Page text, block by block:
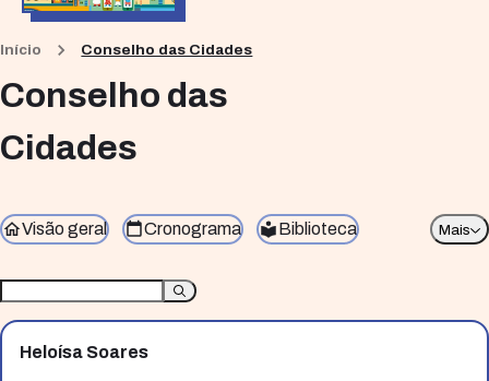
Início Conselho das Cidades
Conselho das
Cidades
Visão geral Cronograma Biblioteca Mais
Heloísa Soares